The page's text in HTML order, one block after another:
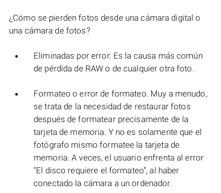
¿Cómo se pierden fotos desde una cámara digital o
una cámara de fotos?
Eliminadas por error. Es la causa más común
de pérdida de RAW o de cualquier otra foto.
Formateo o error de formateo. Muy a menudo,
se trata de la necesidad de restaurar fotos
después de formatear precisamente de la
tarjeta de memoria. Y no es solamente que el
fotógrafo mismo formatee la tarjeta de
memoria. A veces, el usuario enfrenta al error
“El disco requiere el formateo”, al haber
conectado la cámara a un ordenador.